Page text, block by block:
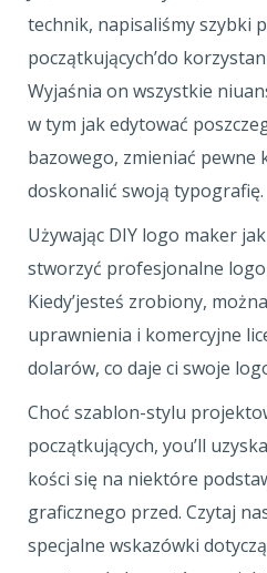
technik, napisaliśmy szybki
początkujących’do
Wyjaśnia on wszystkie
w tym jak edytować
bazowego, zmieniać pewne
doskonalić swoją typografię.
Używając DIY logo maker
stworzyć profesjonalne
Kiedy’jesteś zrobiony,
uprawnienia i komercyjne
dolarów, co daje ci swoje
Choć szablon-stylu
początkujących, you’ll
kości się na niektóre
graficznego przed. Czytaj
specjalne wskazówki